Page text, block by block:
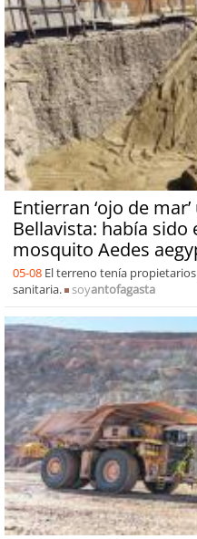
Entierran ‘ojo de
Bellavista: había
mosquito Aedes
05-08 El terreno tenía
sanitaria.
soyantofagasta